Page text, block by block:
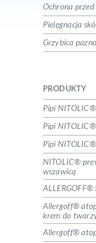
Allergoff® atopy
łagodzący krem
Pielęgnacja skóry
Allergoff® atopy
Allergoff®
emulsja do
Pielęgnacja skóry
ALLERGOFF®
Profesjonalna
kurzu domowego
KICK THE
Profilaktyka
KICK THE
Plus
Profilaktyka
KICK THE
DEET
Ochrona
Pielęgnacja
Grzybica
PRODUKTY
Pipi NITOLIC®
Pipi
Pipi
NITOLIC®
wszawicą
ALLERGOFF®
Allergoff®
krem do
Allergoff®